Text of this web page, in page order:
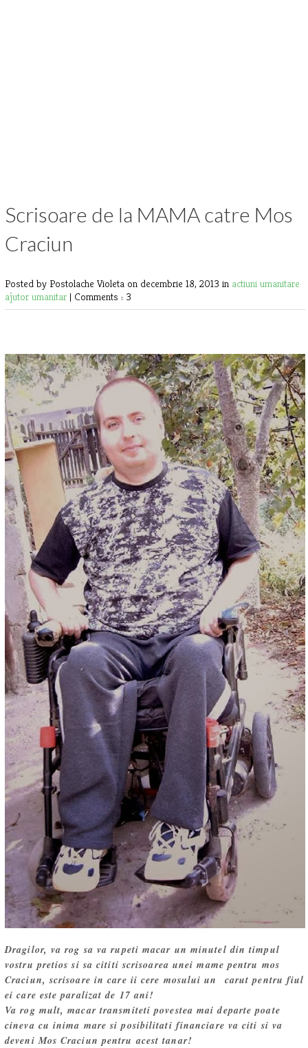
Scrisoare de la MAMA catre Mos
Craciun
Posted by Postolache Violeta on decembrie 18, 2013 in actiuni umanitare
ajutor umanitar | Comments : 3
Dragilor, va rog sa va rupeti macar un minutel din timpul
vostru pretios si sa cititi scrisoarea unei mame pentru mos
Craciun, scrisoare in care ii cere mosului un carut pentru fiul
ei care este paralizat de 17 ani!
Va rog mult, macar transmiteti povestea mai departe poate
cineva cu inima mare si posibilitati financiare va citi si va
deveni Mos Craciun pentru acest tanar!